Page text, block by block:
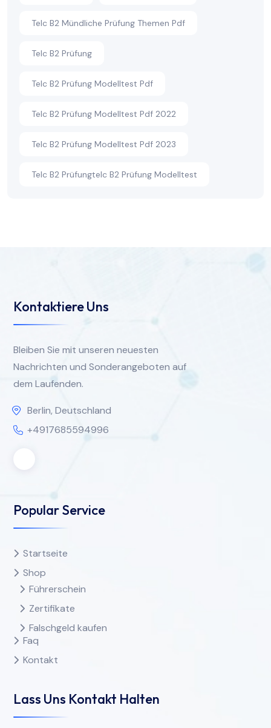
Telc B2 Mündliche Prüfung Themen Pdf
Telc B2 Prüfung
Telc B2 Prüfung Modelltest Pdf
Telc B2 Prüfung Modelltest Pdf 2022
Telc B2 Prüfung Modelltest Pdf 2023
Telc B2 Prüfungtelc B2 Prüfung Modelltest
Kontaktiere Uns
Bleiben Sie mit unseren neuesten
Nachrichten und Sonderangeboten auf
dem Laufenden.
Berlin, Deutschland
+4917685594996
Popular Service
Startseite
Shop
Führerschein
Zertifikate
Falschgeld kaufen
Faq
Kontakt
Lass Uns Kontakt Halten